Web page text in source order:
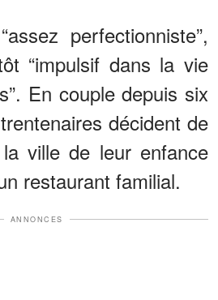
perfectionniste”,
“impulsif dans la vie
En couple depuis six
décident de
la ville de leur enfance
restaurant familial.
ANNONCES